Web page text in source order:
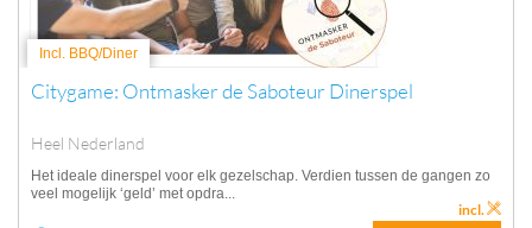
Incl. BBQ/Diner
Citygame: Ontmasker de Saboteur Dinerspel
Heel Nederland
Het ideale dinerspel voor elk gezelschap. Verdien tussen de gangen zo
veel mogelijk ‘geld’ met opdra...
incl.